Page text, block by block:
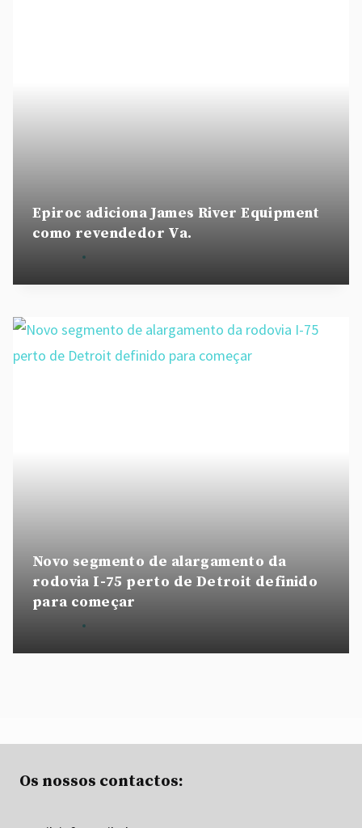
Epiroc adiciona James River Equipment
como revendedor Va.
Novo segmento de alargamento da
rodovia I-75 perto de Detroit definido
para começar
Os nossos contactos: